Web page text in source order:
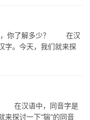
，你了解多少？ 在汉
字。今天，我们就来探
在汉语中，同音字是
来探讨一下“猯”的同音